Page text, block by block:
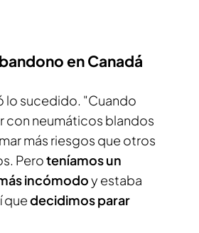
en Canadá
lo sucedido. "Cuando
con neumáticos blandos
más riesgos que otros
Peroteníamos un
incómodoy estaba
quedecidimos parar